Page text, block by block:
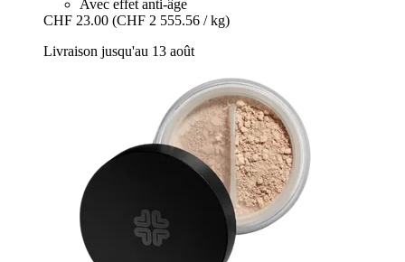
Avec effet anti-âge
CHF 23.00 (CHF 2 555.56 / kg)
Livraison jusqu'au 13 août